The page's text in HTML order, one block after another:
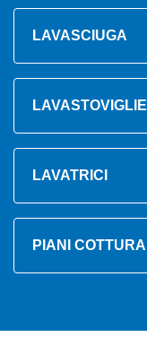
LAVASCIUGA
LAVASTOVIGLIE
LAVATRICI
PIANI COTTURA